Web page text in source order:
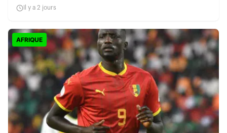
Il y a 2 jours
AFRIQUE